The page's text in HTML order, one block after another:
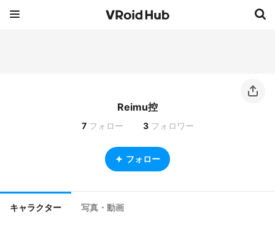
Reimu控
7 フォロー 3 フォロワー
フォロー
キャラクター 写真・動画